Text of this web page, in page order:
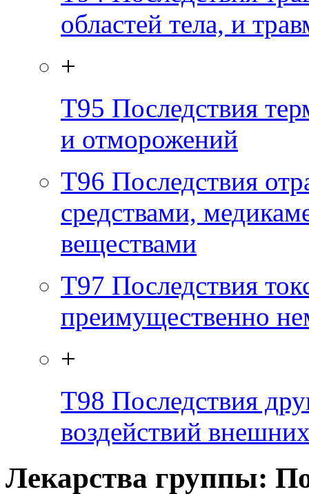
областей тела, и
+
T95 Последствия
и отморожений
T96 Последствия
средствами,
веществами
T97 Последствия
преимущественно
+
T98 Последствия
воздействий
Лекарства группы: